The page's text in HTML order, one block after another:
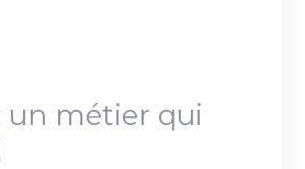
un métier qui